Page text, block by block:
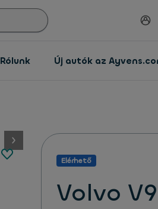
Rólunk Új autók az
button.next
Elérhető
Volvo